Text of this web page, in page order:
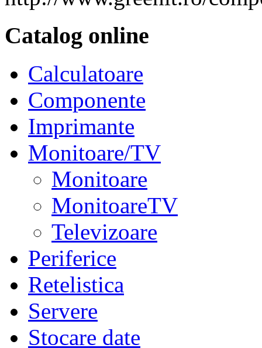
Catalog online
Calculatoare
Componente
Imprimante
Monitoare/TV
Monitoare
MonitoareTV
Televizoare
Periferice
Retelistica
Servere
Stocare date